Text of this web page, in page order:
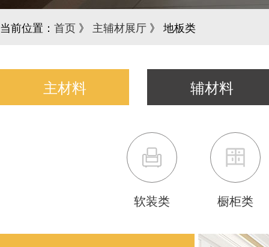
当前位置： 首页 》 主辅材展厅 》 地板类
主材料 辅材料
软装类 橱柜类